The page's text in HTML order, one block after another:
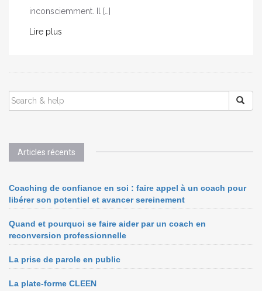
inconsciemment. Il […]
Lire plus
Articles récents
Coaching de confiance en soi : faire appel à un coach pour
libérer son potentiel et avancer sereinement
Quand et pourquoi se faire aider par un coach en
reconversion professionnelle
La prise de parole en public
La plate-forme CLEEN